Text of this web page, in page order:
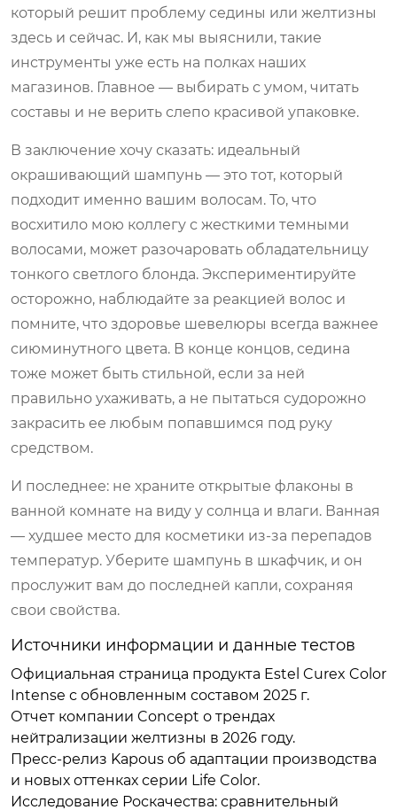
который решит проблему седины или желтизны
здесь и сейчас. И, как мы выяснили, такие
инструменты уже есть на полках наших
магазинов. Главное — выбирать с умом, читать
составы и не верить слепо красивой упаковке.
В заключение хочу сказать: идеальный
окрашивающий шампунь — это тот, который
подходит именно вашим волосам. То, что
восхитило мою коллегу с жесткими темными
волосами, может разочаровать обладательницу
тонкого светлого блонда. Экспериментируйте
осторожно, наблюдайте за реакцией волос и
помните, что здоровье шевелюры всегда важнее
сиюминутного цвета. В конце концов, седина
тоже может быть стильной, если за ней
правильно ухаживать, а не пытаться судорожно
закрасить ее любым попавшимся под руку
средством.
И последнее: не храните открытые флаконы в
ванной комнате на виду у солнца и влаги. Ванная
— худшее место для косметики из-за перепадов
температур. Уберите шампунь в шкафчик, и он
прослужит вам до последней капли, сохраняя
свои свойства.
Источники информации и данные тестов
Официальная страница продукта Estel Curex Color
Intense с обновленным составом 2025 г.
Отчет компании Concept о трендах
нейтрализации желтизны в 2026 году.
Пресс-релиз Kapous об адаптации производства
и новых оттенках серии Life Color.
Исследование Роскачества: сравнительный